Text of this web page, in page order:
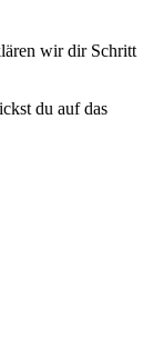
wir dir Schritt
du auf das